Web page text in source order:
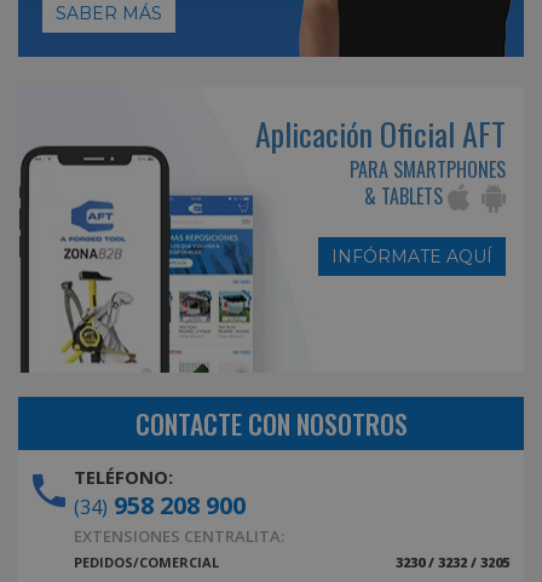
SABER MÁS
Aplicación Oficial AFT
PARA SMARTPHONES
& TABLETS
INFÓRMATE AQUÍ
CONTACTE CON NOSOTROS
TELÉFONO:
(34) 958 208 900
EXTENSIONES CENTRALITA:
PEDIDOS/COMERCIAL
3230 / 3232 / 3205